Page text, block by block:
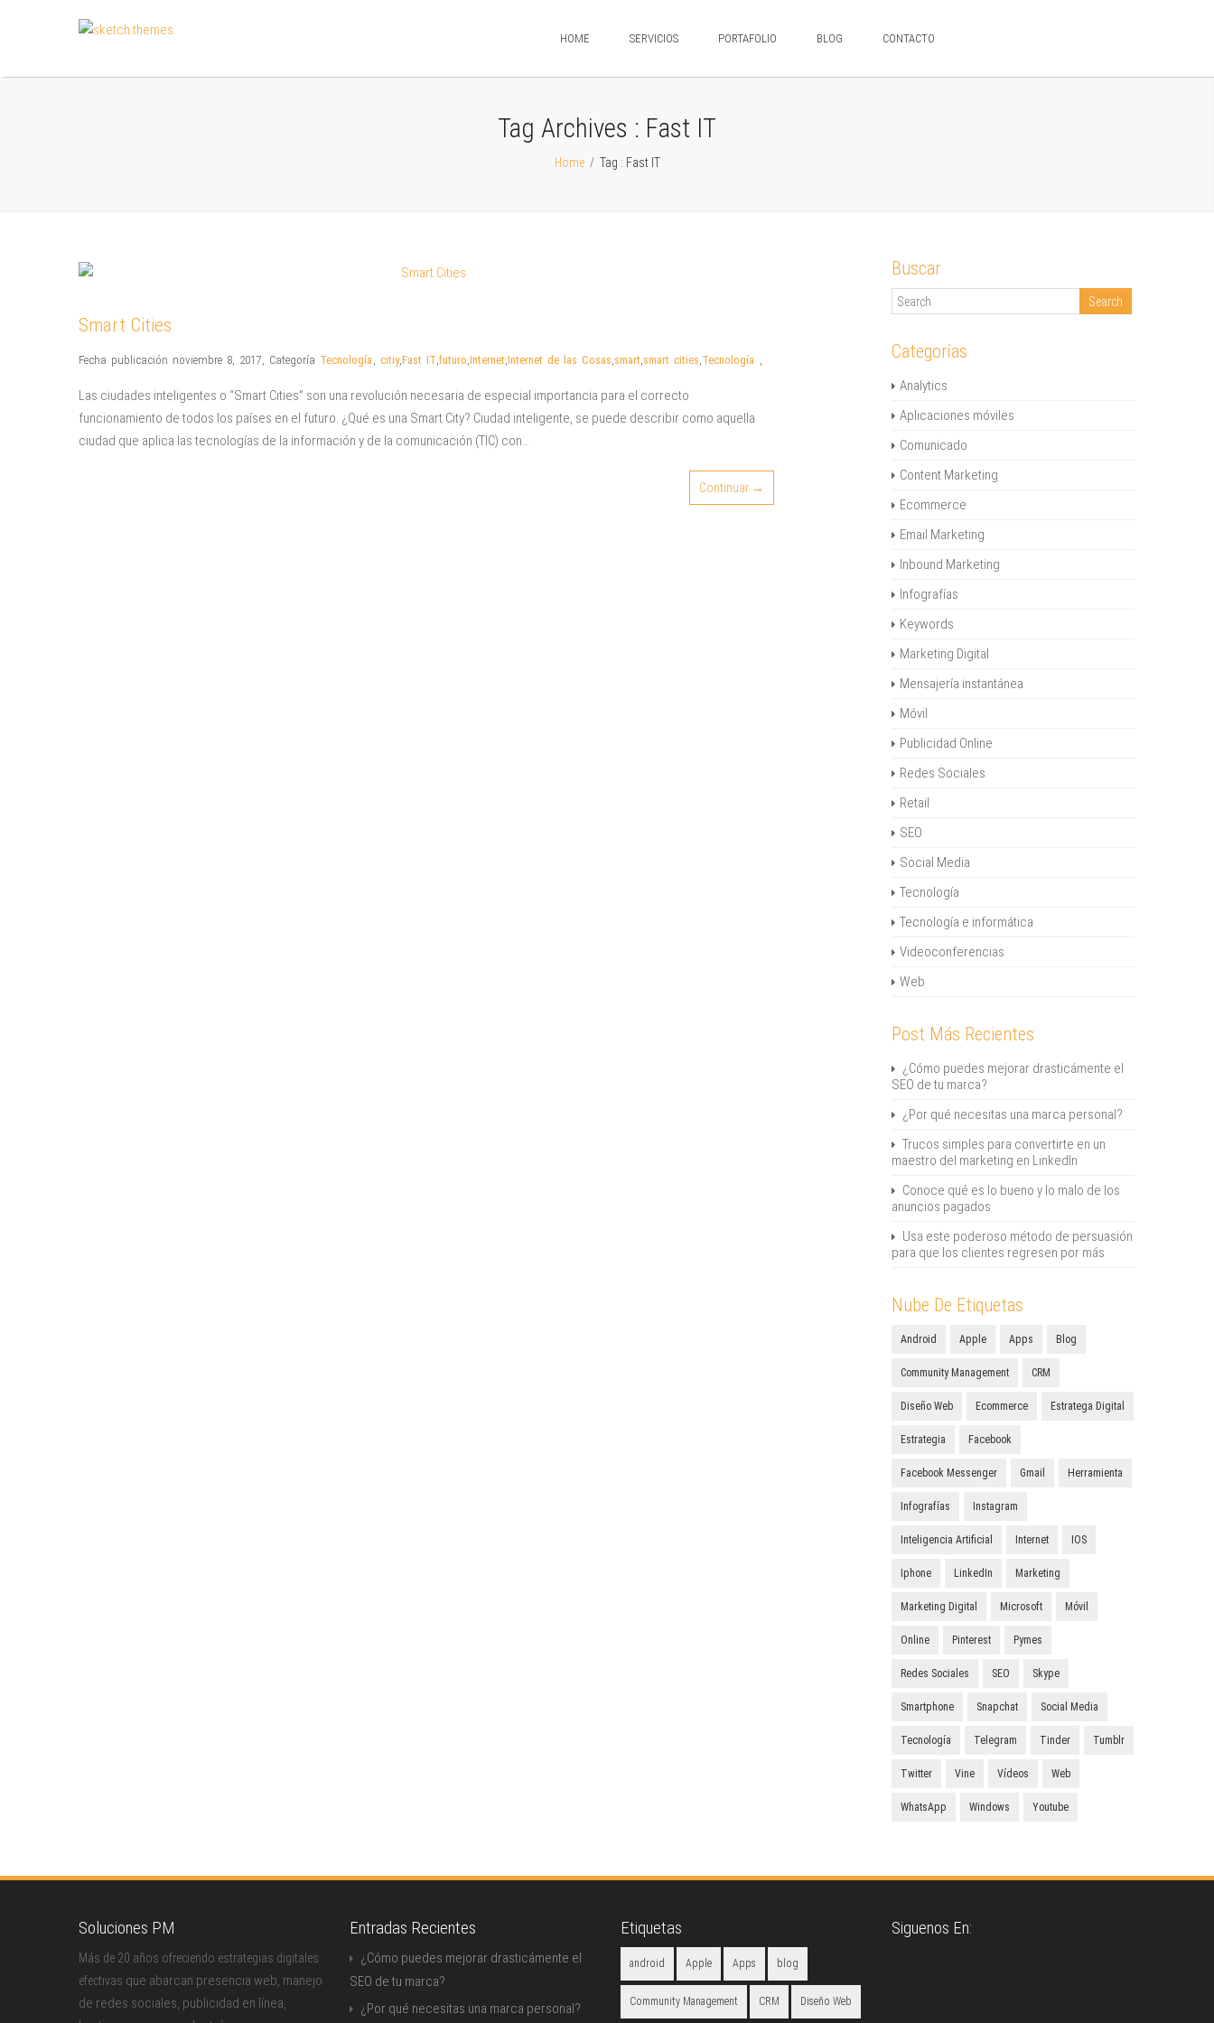
HOME SERVICIOS PORTAFOLIO BLOG CONTACTO
Tag Archives : Fast IT
Home / Tag : Fast IT
Smart Cities
Fecha publicación noviembre 8, 2017, Categoría Tecnología , citiy,Fast IT,futuro,Internet,Internet de las Cosas,smart,smart cities,Tecnología ,
Las ciudades inteligentes o “Smart Cities” son una revolución necesaria de especial importancia para el correcto
funcionamiento de todos los países en el futuro. ¿Qué es una Smart City? Ciudad inteligente, se puede describir como aquella
ciudad que aplica las tecnologías de la información y de la comunicación (TIC) con…
Continuar →
Buscar
Categorías
Analytics
Aplicaciones móviles
Comunicado
Content Marketing
Ecommerce
Email Marketing
Inbound Marketing
Infografías
Keywords
Marketing Digital
Mensajería instantánea
Móvil
Publicidad Online
Redes Sociales
Retail
SEO
Social Media
Tecnología
Tecnología e informática
Videoconferencias
Web
Post Más Recientes
¿Cómo puedes mejorar drasticámente el
SEO de tu marca?
¿Por qué necesitas una marca personal?
Trucos simples para convertirte en un
maestro del marketing en LinkedIn
Conoce qué es lo bueno y lo malo de los
anuncios pagados
Usa este poderoso método de persuasión
para que los clientes regresen por más
Nube De Etiquetas
Android Apple Apps Blog
Community Management CRM
Diseño Web Ecommerce Estratega Digital
Estrategia Facebook
Facebook Messenger Gmail Herramienta
Infografías Instagram
Inteligencia Artificial Internet IOS
Iphone LinkedIn Marketing
Marketing Digital Microsoft Móvil
Online Pinterest Pymes
Redes Sociales SEO Skype
Smartphone Snapchat Social Media
Tecnología Telegram Tinder Tumblr
Twitter Vine Vídeos Web
WhatsApp Windows Youtube
Soluciones PM
Más de 20 años ofreciendo estrategias digitales
efectivas que abarcan presencia web, manejo
de redes sociales, publicidad en línea,
Entradas Recientes
¿Cómo puedes mejorar drasticámente el
SEO de tu marca?
¿Por qué necesitas una marca personal?
Etiquetas
android Apple Apps blog
Community Management CRM Diseño Web
Siguenos En: